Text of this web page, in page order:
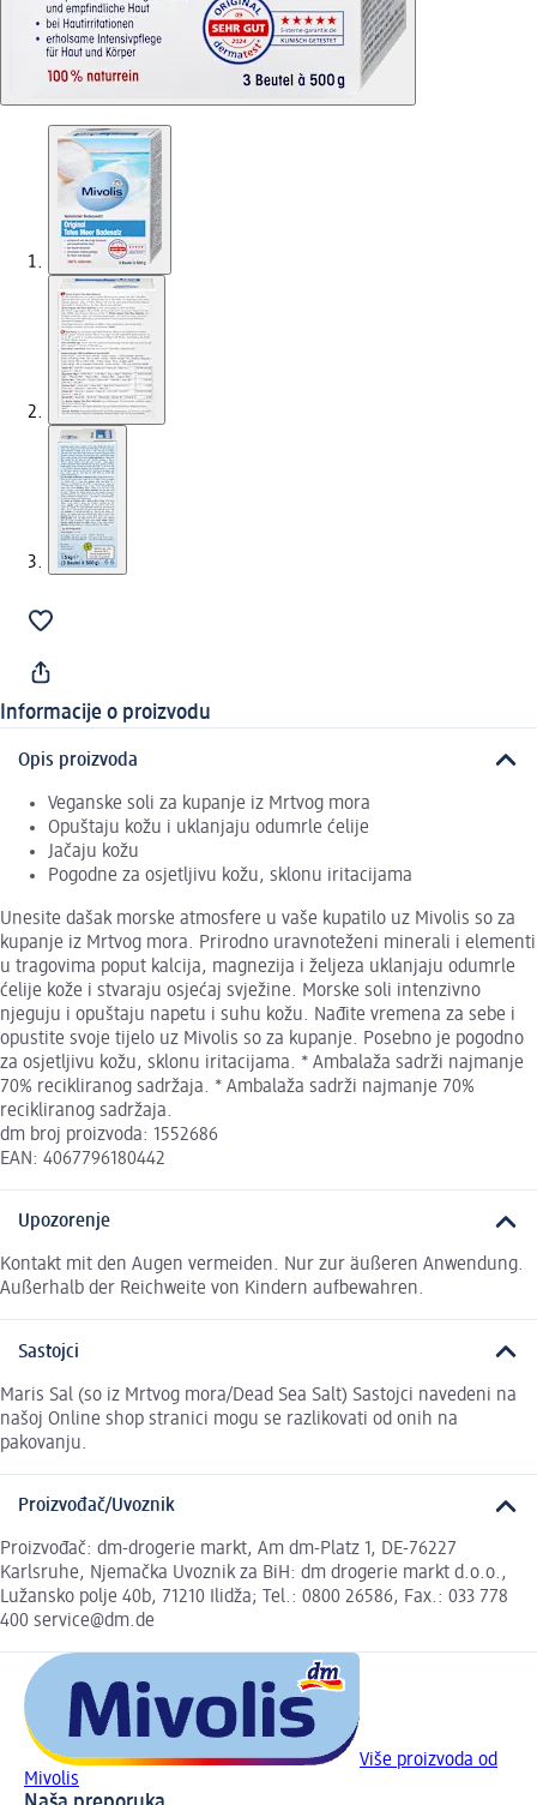
Informacije o proizvodu
Opis proizvoda
Veganske soli za kupanje iz Mrtvog mora
Opuštaju kožu i uklanjaju odumrle ćelije
Jačaju kožu
Pogodne za osjetljivu kožu, sklonu iritacijama
Unesite dašak morske atmosfere u vaše kupatilo uz Mivolis so za
kupanje iz Mrtvog mora. Prirodno uravnoteženi minerali i elementi
u tragovima poput kalcija, magnezija i željeza uklanjaju odumrle
ćelije kože i stvaraju osjećaj svježine. Morske soli intenzivno
njeguju i opuštaju napetu i suhu kožu. Nađite vremena za sebe i
opustite svoje tijelo uz Mivolis so za kupanje. Posebno je pogodno
za osjetljivu kožu, sklonu iritacijama. * Ambalaža sadrži najmanje
70% recikliranog sadržaja. * Ambalaža sadrži najmanje 70%
recikliranog sadržaja.
dm broj proizvoda: 1552686
EAN: 4067796180442
Upozorenje
Kontakt mit den Augen vermeiden. Nur zur äußeren Anwendung.
Außerhalb der Reichweite von Kindern aufbewahren.
Sastojci
Maris Sal (so iz Mrtvog mora/Dead Sea Salt) Sastojci navedeni na
našoj Online shop stranici mogu se razlikovati od onih na
pakovanju.
Proizvođač/Uvoznik
Proizvođač: dm-drogerie markt, Am dm-Platz 1, DE-76227
Karlsruhe, Njemačka Uvoznik za BiH: dm drogerie markt d.o.o.,
Lužansko polje 40b, 71210 Ilidža; Tel.: 0800 26586, Fax.: 033 778
400 service@dm.de
Više proizvoda od
Mivolis